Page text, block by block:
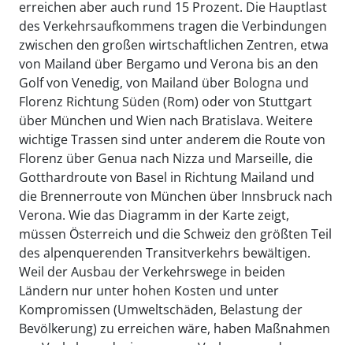
erreichen aber auch rund 15 Prozent. Die Hauptlast
des Verkehrsaufkommens tragen die Verbindungen
zwischen den großen wirtschaftlichen Zentren, etwa
von Mailand über Bergamo und Verona bis an den
Golf von Venedig, von Mailand über Bologna und
Florenz Richtung Süden (Rom) oder von Stuttgart
über München und Wien nach Bratislava. Weitere
wichtige Trassen sind unter anderem die Route von
Florenz über Genua nach Nizza und Marseille, die
Gotthardroute von Basel in Richtung Mailand und
die Brennerroute von München über Innsbruck nach
Verona. Wie das Diagramm in der Karte zeigt,
müssen Österreich und die Schweiz den größten Teil
des alpenquerenden Transitverkehrs bewältigen.
Weil der Ausbau der Verkehrswege in beiden
Ländern nur unter hohen Kosten und unter
Kompromissen (Umweltschäden, Belastung der
Bevölkerung) zu erreichen wäre, haben Maßnahmen